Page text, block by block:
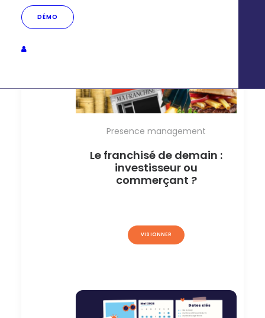
DÉMO
Presence management
Le franchisé de demain :
investisseur ou
commerçant ?
VISIONNER